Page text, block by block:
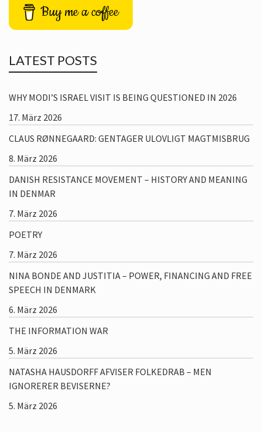
Buy me a coffee
LATEST POSTS
WHY MODI’S ISRAEL VISIT IS BEING QUESTIONED IN 2026
17. März 2026
CLAUS RØNNEGAARD: GENTAGER ULOVLIGT MAGTMISBRUG
8. März 2026
DANISH RESISTANCE MOVEMENT – HISTORY AND MEANING
IN DENMAR
7. März 2026
POETRY
7. März 2026
NINA BONDE AND JUSTITIA – POWER, FINANCING AND FREE
SPEECH IN DENMARK
6. März 2026
THE INFORMATION WAR
5. März 2026
NATASHA HAUSDORFF AFVISER FOLKEDRAB – MEN
IGNORERER BEVISERNE?
5. März 2026